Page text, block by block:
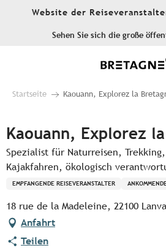
Website der
Sehen Sie sich die große
Startseite Kaouann, Explorez la
Kaouann, Explorez
Spezialist für Naturreisen,
Kajakfahren, ökologisch
EMPFANGENDE REISEVERANSTALTER
18 rue de la Madeleine, 22100
Anfahrt
Teilen